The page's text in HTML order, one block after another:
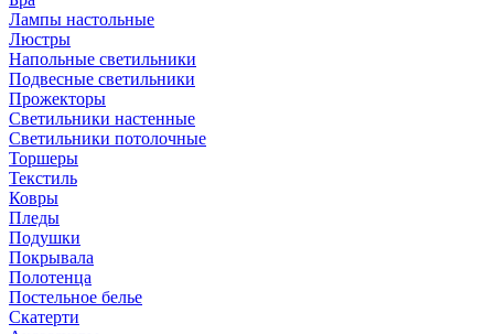
Лампы настольные
Люстры
Напольные светильники
Подвесные светильники
Прожекторы
Светильники настенные
Светильники потолочные
Торшеры
Текстиль
Ковры
Пледы
Подушки
Покрывала
Полотенца
Постельное белье
Скатерти